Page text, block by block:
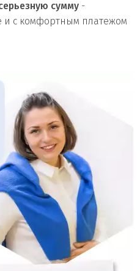
сумму -
с комфортным платежом